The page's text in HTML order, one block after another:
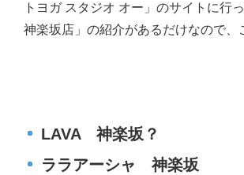
トヨガ スタジオ オー」のサイトに行
神楽坂店」の紹介があるだけなので、
LAVA 神楽坂？
ララアーシャ 神楽坂